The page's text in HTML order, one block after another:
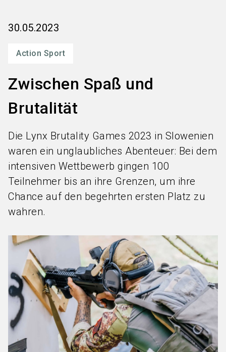
30.05.2023
Action Sport
Zwischen Spaß und
Brutalität
Die Lynx Brutality Games 2023 in Slowenien
waren ein unglaubliches Abenteuer: Bei dem
intensiven Wettbewerb gingen 100
Teilnehmer bis an ihre Grenzen, um ihre
Chance auf den begehrten ersten Platz zu
wahren.